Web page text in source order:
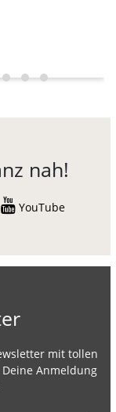
nah!
YouTube
mit tollen
Anmeldung